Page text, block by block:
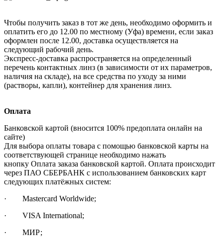
Чтобы получить заказ в тот же день, необходимо оформить и
оплатить его до 12.00 по местному (Уфа) времени, если заказ
оформлен после 12.00, доставка осуществляется на
следующий рабочий день.
Экспресс-доставка распространяется на определенный
перечень контактных линз (в зависимости от их параметров,
наличия на складе), на все средства по уходу за ними
(растворы, капли), контейнер для хранения линз.
Оплата
Банковской картой (вносится 100% предоплата онлайн на
сайте)
Для выбора оплаты товара с помощью банковской карты на
соответствующей странице необходимо нажать
кнопку Оплата заказа банковской картой. Оплата происходит
через ПАО СБЕРБАНК с использованием банковских карт
следующих платёжных систем:
· Mastercard Worldwide;
· VISA International;
· МИР;